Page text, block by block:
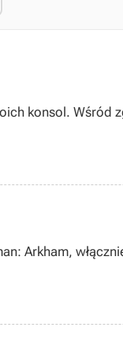
konsol. Wśród
Arkham,